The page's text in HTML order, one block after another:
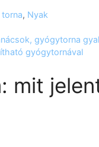
torna, Nyak
gyógytorna
gyógytornával
mit